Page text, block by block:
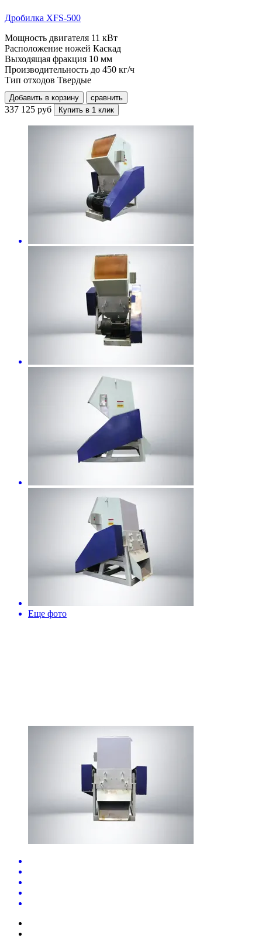
Дробилка XFS-500
Мощность двигателя 11 кВт
Расположение ножей Каскад
Выходящая фракция 10 мм
Производительность до 450 кг/ч
Тип отходов Твердые
Добавить в корзину сравнить
337 125 руб Купить в 1 клик
Еще фото